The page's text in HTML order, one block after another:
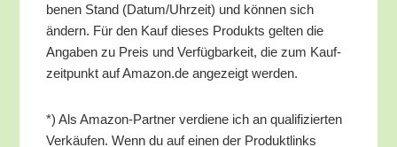
be­nen Stand (Datum/​Uhrzeit) und kön­nen sich
ändern. Für den Kauf die­ses Pro­dukts gel­ten die
Anga­ben zu Preis und Ver­füg­bar­keit, die zum Kauf­
zeit­punkt auf Amazon.de ange­zeigt werden.
*) Als Ama­zon-Part­ner ver­die­ne ich an qua­li­fi­zier­ten
Ver­käu­fen. Wenn du auf einen der Pro­dukt­links